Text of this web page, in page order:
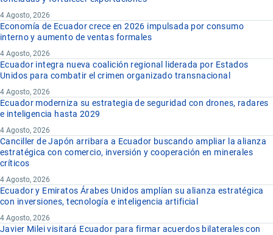
4 Agosto, 2026
Economía de Ecuador crece en 2026 impulsada por consumo
interno y aumento de ventas formales
4 Agosto, 2026
Ecuador integra nueva coalición regional liderada por Estados
Unidos para combatir el crimen organizado transnacional
4 Agosto, 2026
Ecuador moderniza su estrategia de seguridad con drones, radares
e inteligencia hasta 2029
4 Agosto, 2026
Canciller de Japón arribara a Ecuador buscando ampliar la alianza
estratégica con comercio, inversión y cooperación en minerales
críticos
4 Agosto, 2026
Ecuador y Emiratos Árabes Unidos amplían su alianza estratégica
con inversiones, tecnología e inteligencia artificial
4 Agosto, 2026
Javier Milei visitará Ecuador para firmar acuerdos bilaterales con